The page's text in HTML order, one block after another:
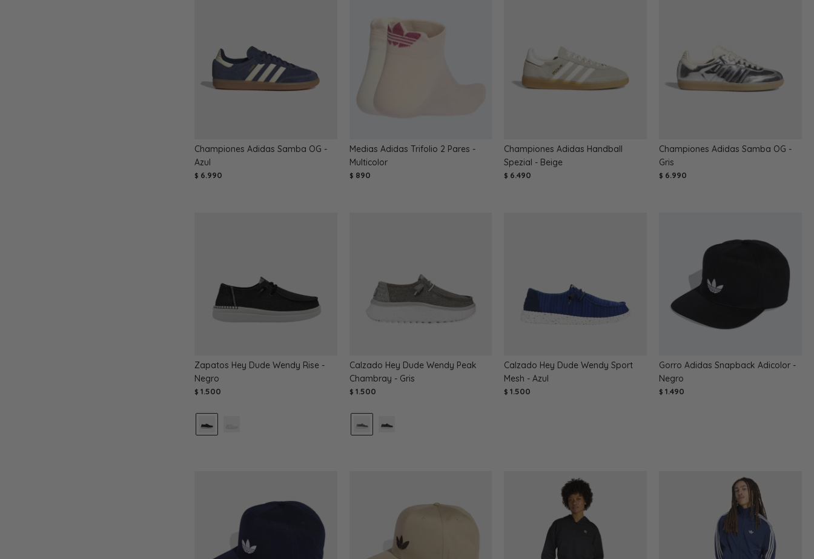
Championes Adidas Samba OG -
Azul
$ 6.990
Medias Adidas Trifolio 2 Pares -
Multicolor
$ 890
Championes Adidas Handball
Spezial - Beige
$ 6.490
Championes Adidas Samba OG -
Gris
$ 6.990
Zapatos Hey Dude Wendy Rise -
Negro
$ 1.500
Calzado Hey Dude Wendy Peak
Chambray - Gris
$ 1.500
Calzado Hey Dude Wendy Sport
Mesh - Azul
$ 1.500
Gorro Adidas Snapback Adicolor -
Negro
$ 1.490